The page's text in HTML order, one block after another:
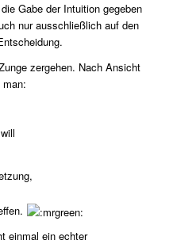
Gabe der Intuition gegeben
nur ausschließlich auf den
zergehen. Nach Ansicht
man:
einmal ein echter